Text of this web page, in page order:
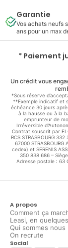
Garantie
Vos achats neufs
ans pour un max
* Paiement
Un crédit vous
*Sous réserve
**Exemple indicatif et
échéance 30 jours
à la hausse ou à la
emprunteur de
Irréversible
Contrat souscrit par
RCS STRASBOURG
67000
cedex) et SERENIS
350 838 686 –
Adresse postale : 63
A propos
Comment ça
Leasi, en
Qui sommes nous
On recrute
Social